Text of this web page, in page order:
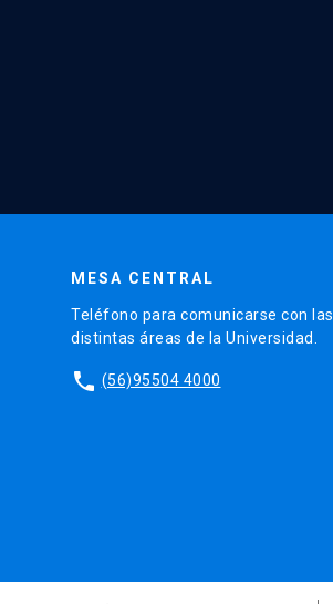
MESA CENTRAL
Teléfono para comunicarse con las
distintas áreas de la Universidad.
phone (56)95504 4000